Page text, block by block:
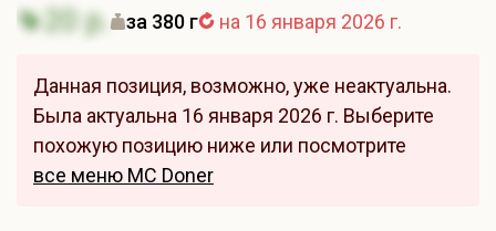
20 р. за 380 г на 16 января 2026 г.
Данная позиция, возможно, уже неактуальна.
Была актуальна 16 января 2026 г. Выберите
похожую позицию ниже или посмотрите
все меню MC Doner